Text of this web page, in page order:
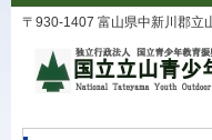
〒930-1407 富山県中新川郡